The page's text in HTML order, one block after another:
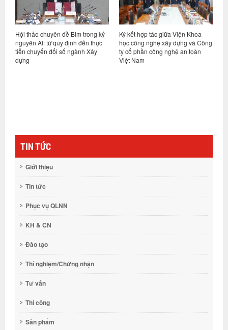
Hội thảo chuyên đề Bim trong kỷ
nguyên AI: từ quy định đến thực
tiễn chuyển đổi số ngành Xây
dựng
Ký kết hợp tác giữa Viện Khoa
học công nghệ xây dựng và Công
ty cổ phần công nghệ an toàn
Việt Nam
TIN TỨC
Giới thiệu
Tin tức
Phục vụ QLNN
KH & CN
Đào tạo
Thí nghiệm/Chứng nhận
Tư vấn
Thi công
Sản phẩm